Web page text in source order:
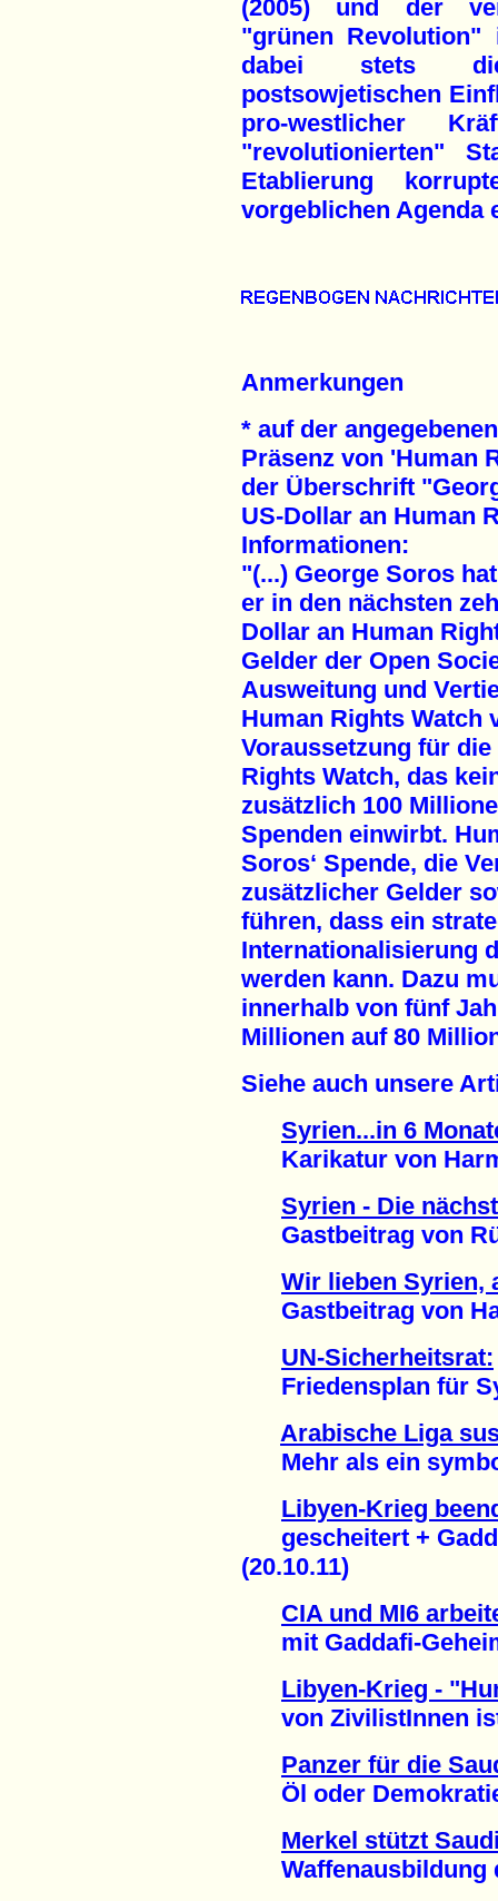
(2005) und der
"grünen Revolution"
dabei stets
postsowjetischen
pro-westlicher
"revolutionierten"
Etablierung
vorgeblichen Agenda
Anmerkungen
* auf der
Präsenz von 'Human
der Überschrift
US-Dollar an Human
Informationen:
"(...) George Soros
er in den nächsten
Dollar an Human
Gelder der Open
Ausweitung und
Human Rights Watch
Voraussetzung für
Rights Watch, das
zusätzlich 100
Spenden einwirbt.
Soros‘ Spende, die
zusätzlicher Gelder
führen, dass ein
Internationalisierung
werden kann. Dazu
innerhalb von fünf
Millionen auf 80
Siehe auch unsere
Syrien...in 6
Karikatur von Harm
Syrien - Die
Gastbeitrag von
Wir lieben Syrien,
Gastbeitrag von
UN-Sicherheitsrat:
Friedensplan für
Arabische Liga
Mehr als ein
Libyen-Krieg
gescheitert +
(20.10.11)
CIA und MI6
mit Gaddafi-
Libyen-Krieg -
von ZivilistInnen ist
Panzer für die
Öl oder Demokratie
Merkel stützt
Waffenausbildung